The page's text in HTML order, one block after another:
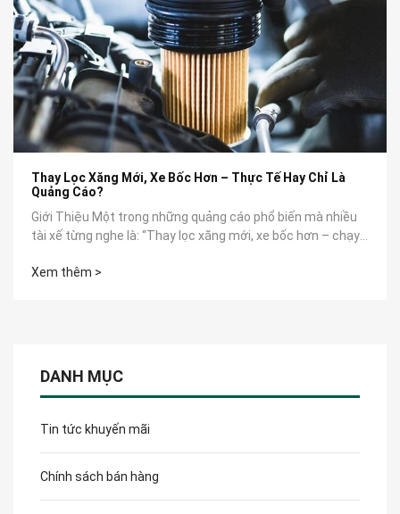
DANH MỤC
Tin tức khuyến mãi
Chính sách bán hàng
Thay Lọc Xăng Mới, Xe Bốc Hơn – Thực Tế Hay Chỉ Là
Quảng Cáo?
Giới Thiệu Một trong những quảng cáo phổ biến mà nhiều
tài xế từng nghe là: “Thay lọc xăng mới, xe bốc hơn – chạy
Xem thêm >